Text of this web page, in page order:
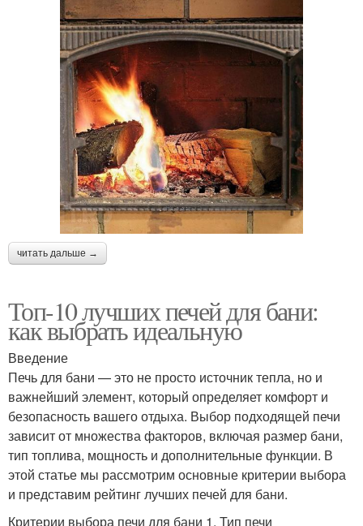
читать дальше →
Топ-10 лучших печей для бани:
как выбрать идеальную
Введение
Печь для бани — это не просто источник тепла, но и
важнейший элемент, который определяет комфорт и
безопасность вашего отдыха. Выбор подходящей печи
зависит от множества факторов, включая размер бани,
тип топлива, мощность и дополнительные функции. В
этой статье мы рассмотрим основные критерии выбора
и представим рейтинг лучших печей для бани.
Критерии выбора печи для бани 1. Тип печи